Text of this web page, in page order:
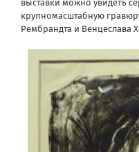
выставки можно увидеть
крупномасштабную
Рембрандта и Венцеслава